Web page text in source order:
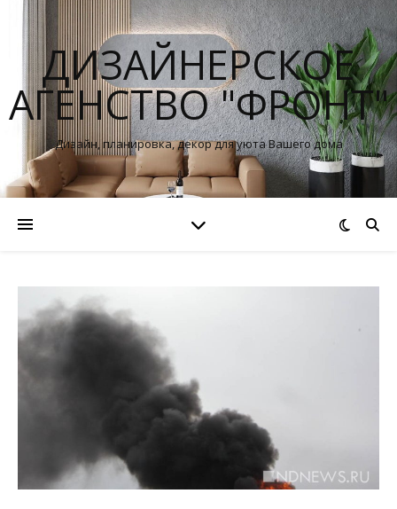
ДИЗАЙНЕРСКОЕ
АГЕНСТВО "ФРОНТ"
Дизайн, планировка, декор для уюта Вашего дома